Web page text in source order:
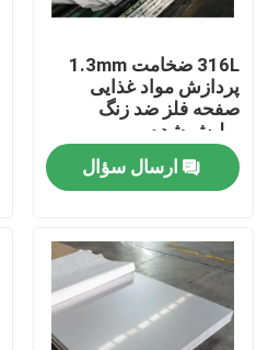
316L ضخامت 1.3mm
پردازش مواد غذایی
صفحه فلز ضد زنگ
پولیش شده
ارسال سؤال